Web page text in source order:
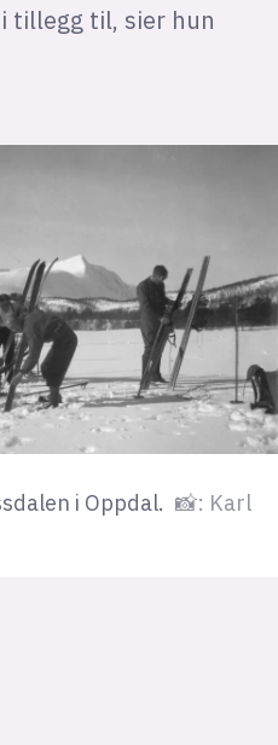
til, sier hun
i Oppdal. 📸: Karl